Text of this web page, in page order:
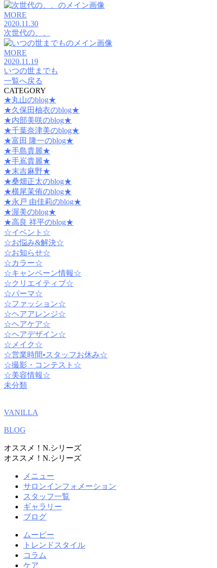
MORE
2020.11.30
次世代の、、
MORE
2020.11.19
いつの世までも
一覧へ戻る
CATEGORY
★丸山のblog★
★久保田柚衣のblog★
★内部美咲のblog★
★千葉奈津美のblog★
★富田 隆一のblog★
★手島貴麗★
★手嶌貴麗★
★末吉麻野★
★桑畑正太のblog★
★横尾茉侑のblog★
★永戸 由佳莉のblog★
★渥美のblog★
★高良 祥平のblog★
☆イベント☆
☆お悩み&解決☆
☆お知らせ☆
☆カラー☆
☆キャンペーン情報☆
☆クリエイティブ☆
☆パーマ☆
☆ファッション☆
☆ヘアアレンジ☆
☆ヘアケア☆
☆ヘアデザイン☆
☆メイク☆
☆営業時間•スタッフお休み☆
☆撮影・コンテスト☆
☆美容情報☆
未分類
VANILLA
BLOG
オススメ！N.シリーズ
オススメ！N.シリーズ
メニュー
サロンインフォメーション
スタッフ一覧
ギャラリー
ブログ
ムービー
トレンドスタイル
コラム
ケア